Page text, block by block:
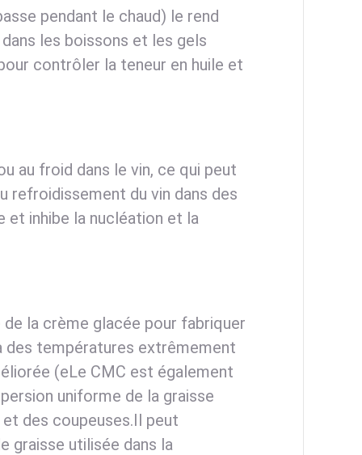
pendant le chaud) le rend
les boissons et les gels
contrôler la teneur en huile et
au froid dans le vin, ce qui peut
refroidissement du vin dans des
inhibe la nucléation et la
la crème glacée pour fabriquer
des températures extrêmement
(eLe CMC est également
uniforme de la graisse
des coupeuses.Il peut
graisse utilisée dans la